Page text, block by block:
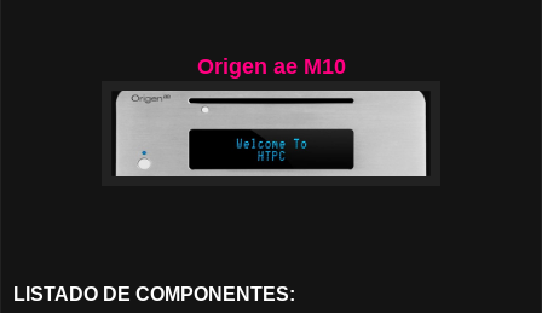
Origen ae M10
LISTADO DE COMPONENTES: